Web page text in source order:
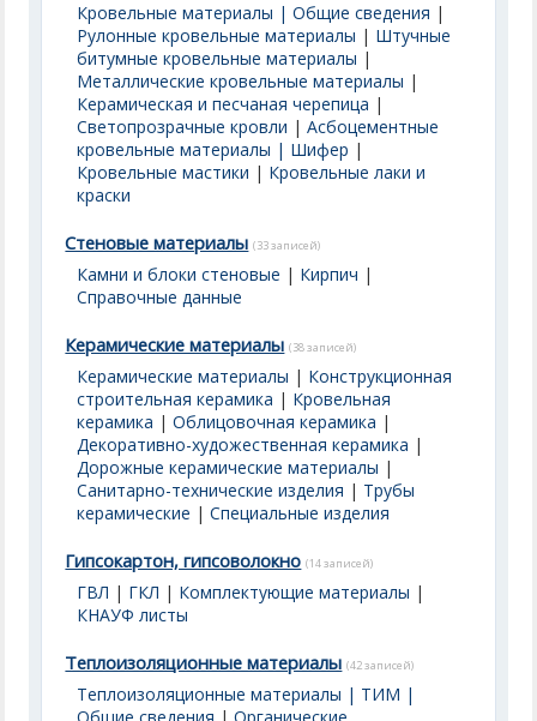
Кровельные материалы | Общие сведения |
Рулонные кровельные материалы | Штучные
битумные кровельные материалы |
Металлические кровельные материалы |
Керамическая и песчаная черепица |
Светопрозрачные кровли |Асбоцементные
кровельные материалы | Шифер |
Кровельные мастики | Кровельные лаки и
краски
Стеновые материалы (33 записей)
Камни и блоки стеновые | Кирпич |
Справочные данные
Керамические материалы (38 записей)
Керамические материалы | Конструкционная
строительная керамика | Кровельная
керамика |Облицовочная керамика |
Декоративно-художественная керамика |
Дорожные керамические материалы |
Санитарно-технические изделия | Трубы
керамические |Специальные изделия
Гипсокартон, гипсоволокно (14 записей)
ГВЛ | ГКЛ | Комплектующие материалы |
КНАУФ листы
Теплоизоляционные материалы (42 записей)
Теплоизоляционные материалы | ТИМ |